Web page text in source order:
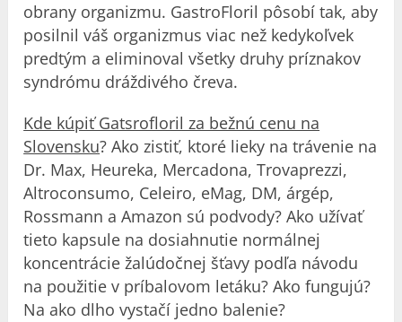
obrany organizmu. GastroFloril pôsobí tak, aby
posilnil váš organizmus viac než kedykoľvek
predtým a eliminoval všetky druhy príznakov
syndrómu dráždivého čreva.
Kde kúpiť Gatsrofloril za bežnú cenu na
Slovensku? Ako zistiť, ktoré lieky na trávenie na
Dr. Max, Heureka, Mercadona, Trovaprezzi,
Altroconsumo, Celeiro, eMag, DM, árgép,
Rossmann a Amazon sú podvody? Ako užívať
tieto kapsule na dosiahnutie normálnej
koncentrácie žalúdočnej šťavy podľa návodu
na použitie v príbalovom letáku? Ako fungujú?
Na ako dlho vystačí jedno balenie?